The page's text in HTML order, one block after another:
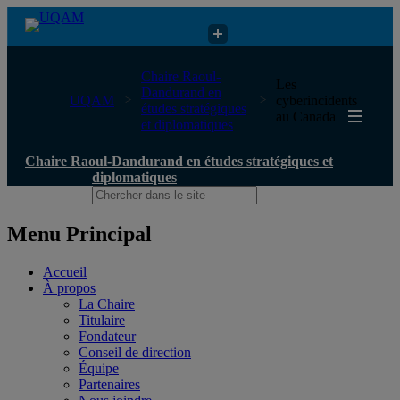
Chaire Raoul-Dandurand en études stratégiques et diplomatiques
UQAM
Chaire Raoul-
Dandurand en
études stratégiques
et diplomatiques
Les
cyberincidents
au Canada
Chaire Raoul-Dandurand en études stratégiques et
diplomatiques
Menu Principal
Accueil
À propos
La Chaire
Titulaire
Fondateur
Conseil de direction
Équipe
Partenaires